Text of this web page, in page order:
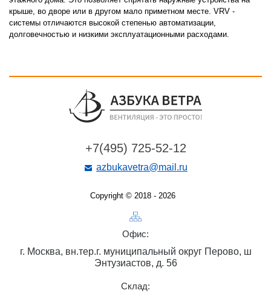
крыше, во дворе или в другом мало приметном месте. VRV -
системы отличаются высокой степенью автоматизации,
долговечностью и низкими эксплуатационными расходами.
+7(495) 725-52-12
azbukavetra@mail.ru
Copyright © 2018 - 2026
Офис:
г. Москва, вн.тер.г. муниципальный округ Перово, ш
Энтузиастов, д. 56
Склад: